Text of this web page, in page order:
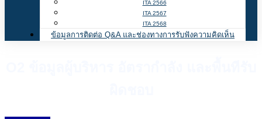
ITA 2566
ITA 2567
ITA 2568
ข้อมูลการติดต่อ Q&A และช่องทางการรับฟังความคิดเห็น